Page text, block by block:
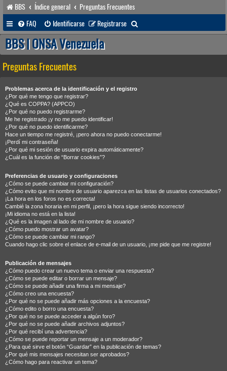
BBS Índice general
Preguntas Frecuentes
FAQ
Identificarse Registrarse
u
BBS | ONSA Venezuela
Preguntas Frecuentes
Problemas acerca de la identificación y el registro
¿Por qué me tengo que registrar?
¿Qué es COPPA? (APPCO)
¿Por qué no puedo registrarme?
Me he registrado ¡y no me puedo identificar!
¿Por qué no puedo identificarme?
Hace un tiempo me registré, ¡pero ahora no puedo conectarme!
¡Perdí mi contraseña!
¿Por qué mi sesión de usuario expira automáticamente?
¿Cuál es la función de “Borrar cookies”?
Preferencias de usuario y configuraciones
¿Cómo se puede cambiar mi configuración?
¿Cómo evito que mi nombre de usuario aparezca en las listas de usuarios conectados?
¡La hora en los foros no es correcta!
Cambié la zona horaria en mi perfil, ¡pero la hora sigue siendo incorrecto!
¡Mi idioma no está en la lista!
¿Qué es la imagen al lado de mi nombre de usuario?
¿Cómo puedo mostrar un avatar?
¿Cómo se puede cambiar mi rango?
Cuando hago clic sobre el enlace de e-mail de un usuario, ¡me pide que me registre!
Publicación de mensajes
¿Cómo puedo crear un nuevo tema o enviar una respuesta?
¿Cómo se puede editar o borrar un mensaje?
¿Cómo se puede añadir una firma a mi mensaje?
¿Cómo creo una encuesta?
¿Por qué no se puede añadir más opciones a la encuesta?
¿Cómo edito o borro una encuesta?
¿Por qué no se puede acceder a algún foro?
¿Por qué no se puede añadir archivos adjuntos?
¿Por qué recibí una advertencia?
¿Cómo se puede reportar un mensaje a un moderador?
¿Para qué sirve el botón “Guardar” en la publicación de temas?
¿Por qué mis mensajes necesitan ser aprobados?
¿Cómo hago para reactivar un tema?